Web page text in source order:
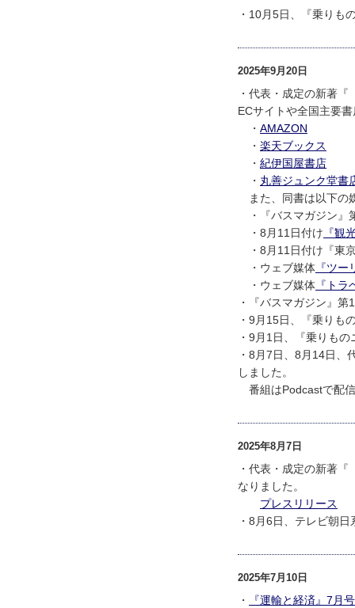
・10月5日、『乗りも
2025年9月20日
・代表・成定の新著
ECサイトや全国主要
・ AMAZON
・ 楽天ブックス
・ 紀伊国屋書店
・ 丸善ジュンク堂書
また、同書は以下の
・『バスマガジン』
・8月11日付け 『観
・8月11日付け『東
・ウェブ媒体 『ツ
・ウェブ媒体 『ト
・『バスマガジン』
・9月15日、『乗りも
・9月1日、『乗りも
・8月7日、8月14日、
しました。
番組はPodcastで配
2025年8月7日
・代表・成定の新著
なりました。
プレスリリース
・8月6日、テレビ朝
2025年7月10日
・
『運輸と経済』7月号